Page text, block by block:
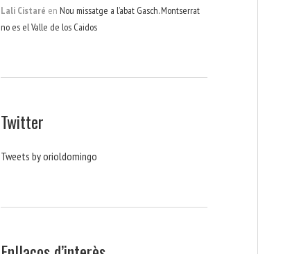
Lali Cistaré en Nou missatge a l’abat Gasch. Montserrat
no es el Valle de los Caidos
Twitter
Tweets by orioldomingo